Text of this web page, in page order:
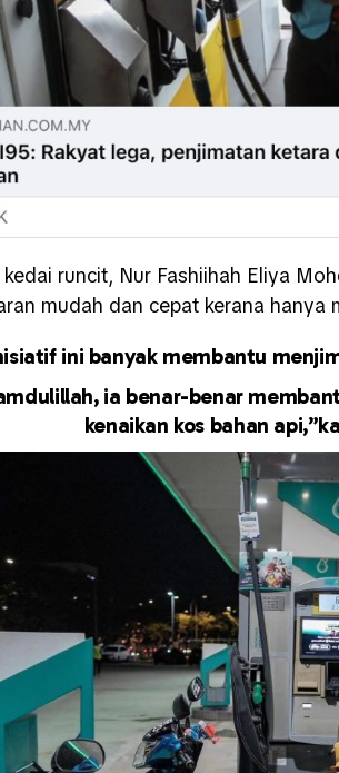
runcit, Nur Fashiihah Eliya
mudah dan cepat kerana hanya
ini banyak membantu
ia benar-benar
kenaikan kos bahan